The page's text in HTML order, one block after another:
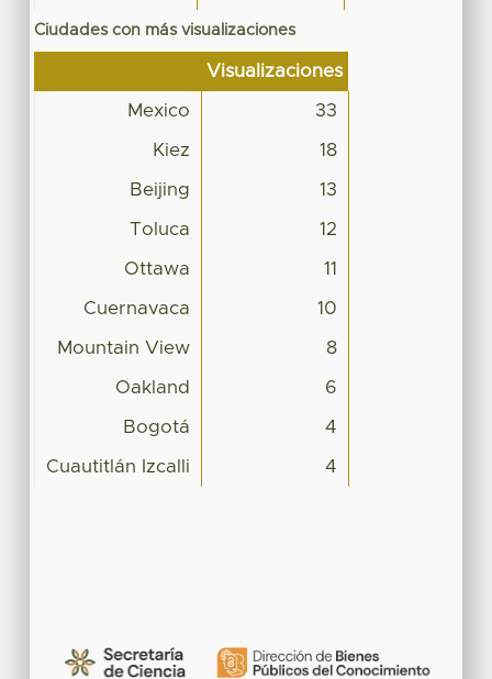
Ciudades con más visualizaciones
Visualizaciones
Mexico 33
Kiez 18
Beijing 13
Toluca 12
Ottawa 11
Cuernavaca 10
Mountain View 8
Oakland 6
Bogotá 4
Cuautitlán Izcalli 4